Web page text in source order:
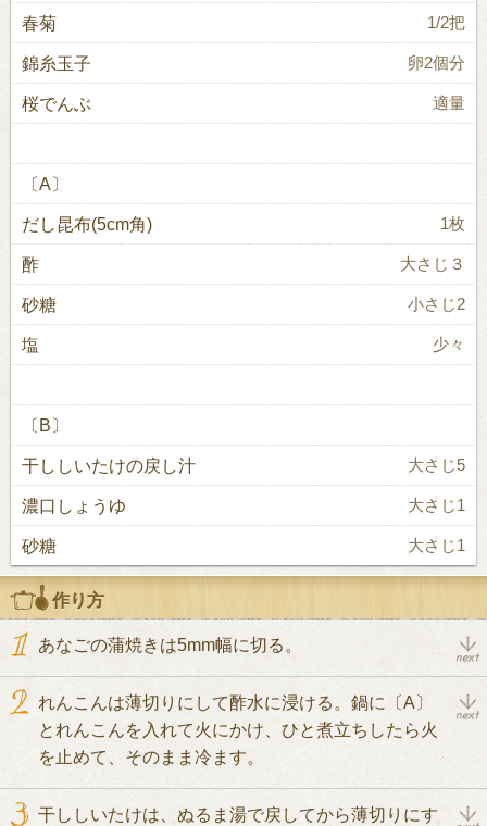
春菊 1/2把
錦糸玉子 卵2個分
桜でんぶ 適量
〔A〕
だし昆布(5cm角) 1枚
酢 大さじ３
砂糖 小さじ2
塩 少々
〔B〕
干ししいたけの戻し汁 大さじ5
濃口しょうゆ 大さじ1
砂糖 大さじ1
作り方
あなごの蒲焼きは5mm幅に切る。
れんこんは薄切りにして酢水に浸ける。鍋に〔A〕
とれんこんを入れて火にかけ、ひと煮立ちしたら火
を止めて、そのまま冷ます。
干ししいたけは、ぬるま湯で戻してから薄切りにす